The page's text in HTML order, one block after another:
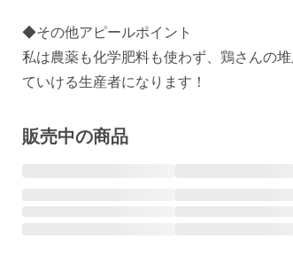
◆その他アピールポイント
私は農薬も化学肥料も使わず、鶏さんの
ていける生産者になります！
販売中の商品